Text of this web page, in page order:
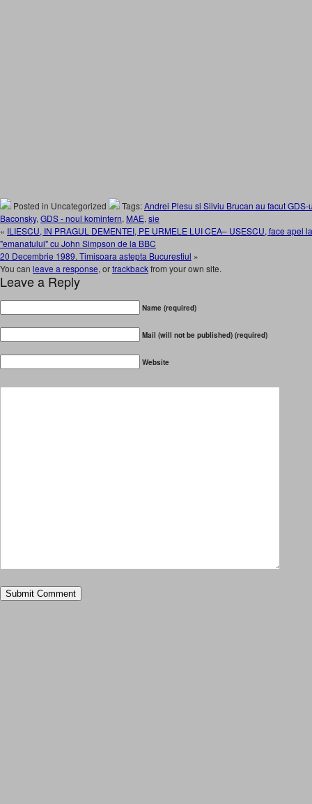
Posted in Uncategorized Tags:Andrei Plesu si Silviu Brucan au facut
Baconsky, GDS - noul komintern, MAE, sie
« ILIESCU, IN PRAGUL DEMENTEI, PE URMELE LUI CEA– USESCU, face apel
"emanatului" cu John Simpson de la BBC
20 Decembrie 1989. Timisoara astepta Bucurestiul »
You can leave a response, ortrackbackfrom your own site.
Leave a Reply
Name (required)
Mail (will not be published) (required)
Website